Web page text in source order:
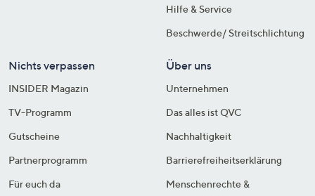
Hilfe & Service
Beschwerde/ Streitschlichtung
Nichts verpassen
INSIDER Magazin
TV-Programm
Gutscheine
Partnerprogramm
Für euch da
Über uns
Unternehmen
Das alles ist QVC
Nachhaltigkeit
Barrierefreiheitserklärung
Menschenrechte &